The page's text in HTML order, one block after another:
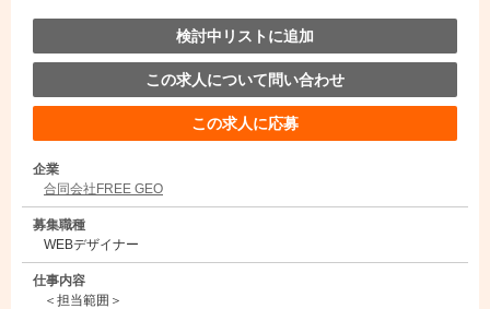
検討中リストに追加
この求人について問い合わせ
この求人に応募
企業
合同会社FREE GEO
募集職種
WEBデザイナー
仕事内容
＜担当範囲＞